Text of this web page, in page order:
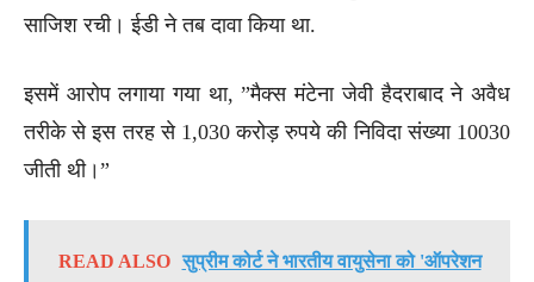
साजिश रची। ईडी ने तब दावा किया था.
इसमें आरोप लगाया गया था, ”मैक्स मंटेना जेवी हैदराबाद ने अवैध
तरीके से इस तरह से 1,030 करोड़ रुपये की निविदा संख्या 10030
जीती थी।”
READ ALSO सुप्रीम कोर्ट ने भारतीय वायुसेना को 'ऑपरेशन